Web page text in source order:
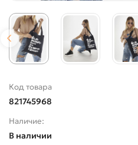
Код товара
821745968
Наличие:
В наличии